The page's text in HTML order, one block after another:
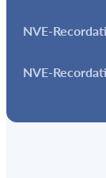
NVE-
NVE-